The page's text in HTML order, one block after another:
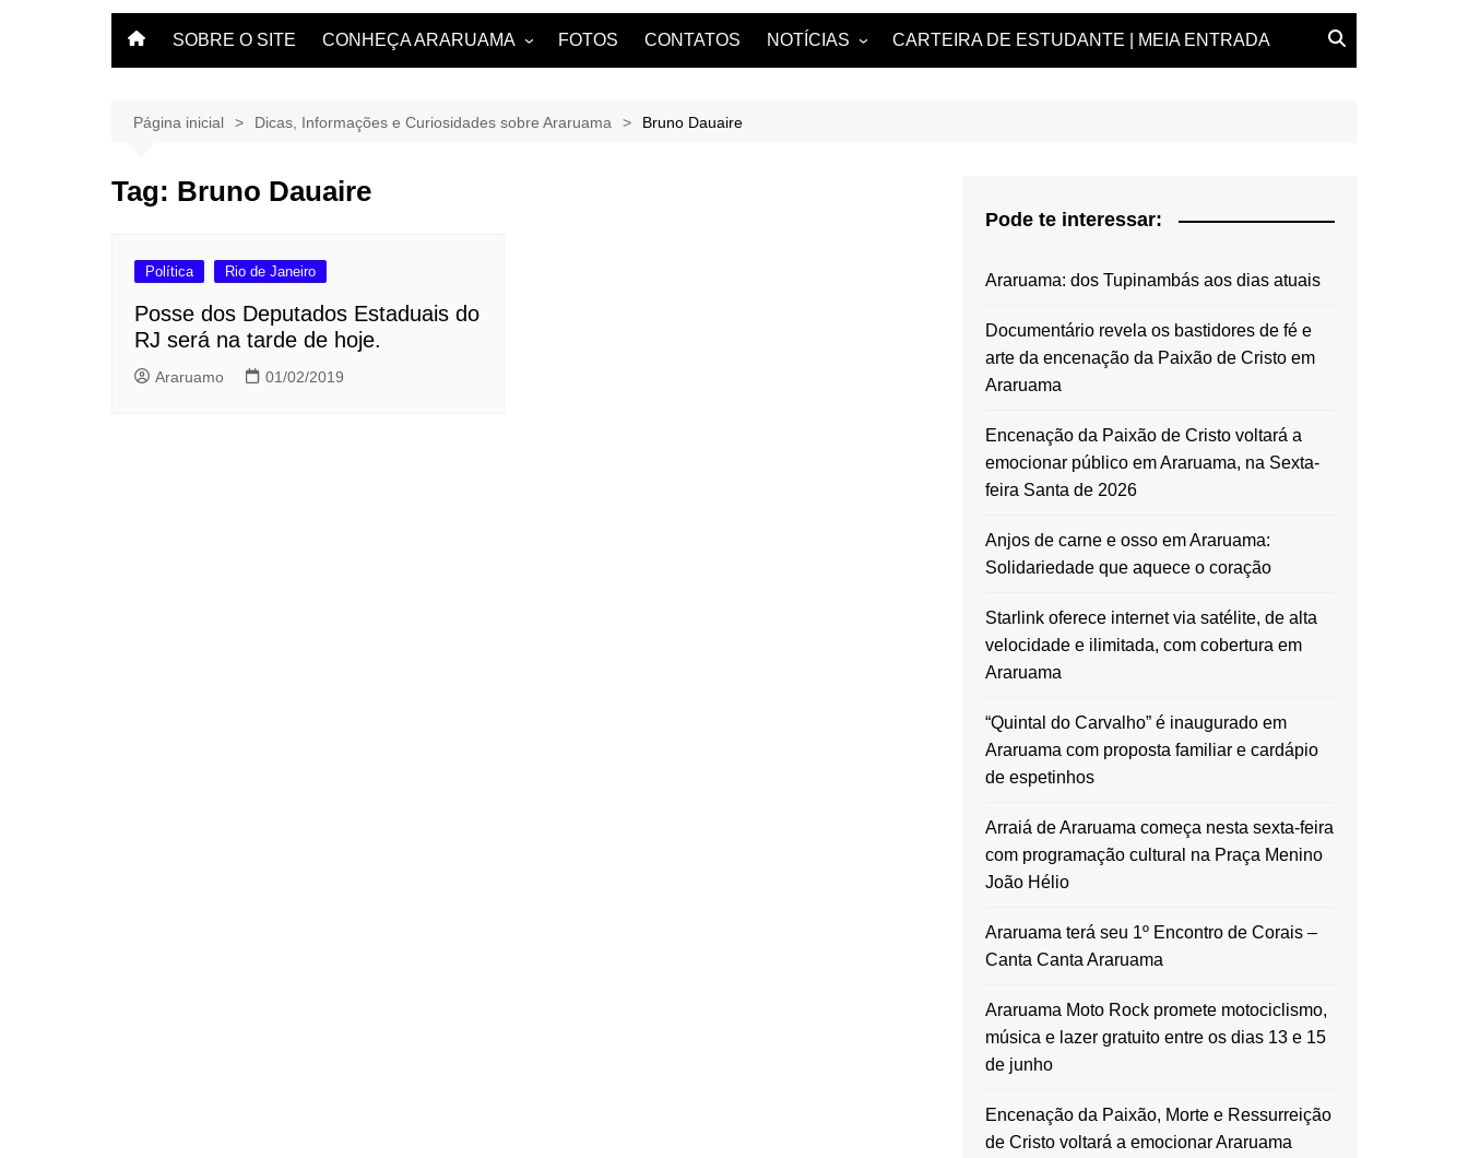
SOBRE O SITE CONHEÇA ARARUAMA FOTOS CONTATOS NOTÍCIAS CARTEIRA DE ESTUDANTE | MEIA ENTRADA
Página inicial Dicas, Informações e Curiosidades sobre Araruama Bruno Dauaire
Tag: Bruno Dauaire
Política Rio de Janeiro
Posse dos Deputados Estaduais do
RJ será na tarde de hoje.
Araruamo 01/02/2019
Pode te interessar:
Araruama: dos Tupinambás aos dias atuais
Documentário revela os bastidores de fé e
arte da encenação da Paixão de Cristo em
Araruama
Encenação da Paixão de Cristo voltará a
emocionar público em Araruama, na Sexta-
feira Santa de 2026
Anjos de carne e osso em Araruama:
Solidariedade que aquece o coração
Starlink oferece internet via satélite, de alta
velocidade e ilimitada, com cobertura em
Araruama
“Quintal do Carvalho” é inaugurado em
Araruama com proposta familiar e cardápio
de espetinhos
Arraiá de Araruama começa nesta sexta-feira
com programação cultural na Praça Menino
João Hélio
Araruama terá seu 1º Encontro de Corais –
Canta Canta Araruama
Araruama Moto Rock promete motociclismo,
música e lazer gratuito entre os dias 13 e 15
de junho
Encenação da Paixão, Morte e Ressurreição
de Cristo voltará a emocionar Araruama